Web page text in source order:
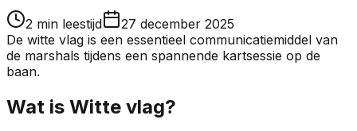
2 min leestijd
27 december 2025
De witte vlag is een essentieel communicatiemiddel van
de marshals tijdens een spannende kartsessie op de
baan.
Wat is Witte vlag?